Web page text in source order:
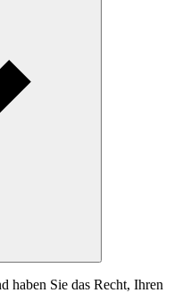
haben Sie das Recht, Ihren